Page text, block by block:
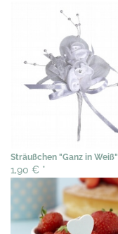
Sträußchen "Ganz in Weiß"
1,90 € *